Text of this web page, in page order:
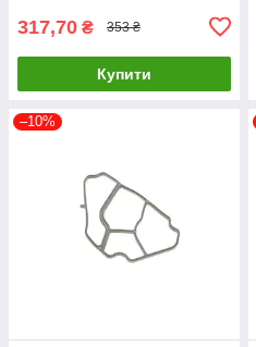
317,70 ₴ 353 ₴
Купити
–10%